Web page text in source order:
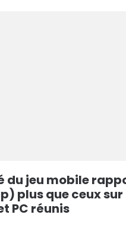
du jeu mobile
plus que ceux sur
PC réunis